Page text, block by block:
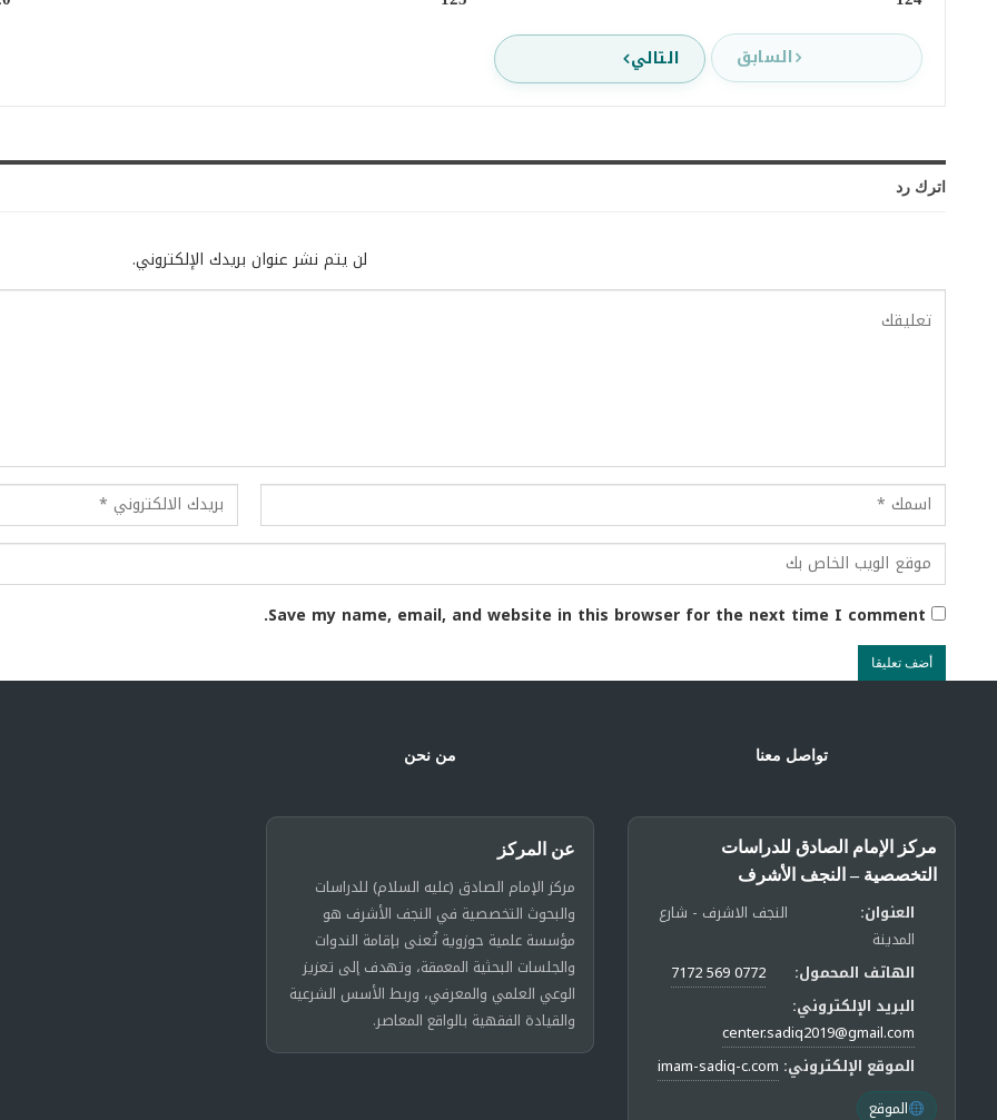
السابق التالي
اترك رد
لن يتم نشر عنوان بريدك الإلكتروني.
Save my name, email, and website in this browser for the next time I comment.
تواصل معنا
مركز الإمام الصادق للدراسات
التخصصية – النجف الأشرف
العنوان:
النجف الاشرف - شارع
المدينة
الهاتف المحمول:
0772 569 7172
البريد الإلكتروني:
center.sadiq2019@gmail.com
الموقع الإلكتروني: imam-sadiq-c.com
الموقع
من نحن
عن المركز
مركز الإمام الصادق (عليه السلام) للدراسات
والبحوث التخصصية في النجف الأشرف هو
مؤسسة علمية حوزوية تُعنى بإقامة الندوات
والجلسات البحثية المعمقة، وتهدف إلى تعزيز
الوعي العلمي والمعرفي، وربط الأسس الشرعية
والقيادة الفقهية بالواقع المعاصر.